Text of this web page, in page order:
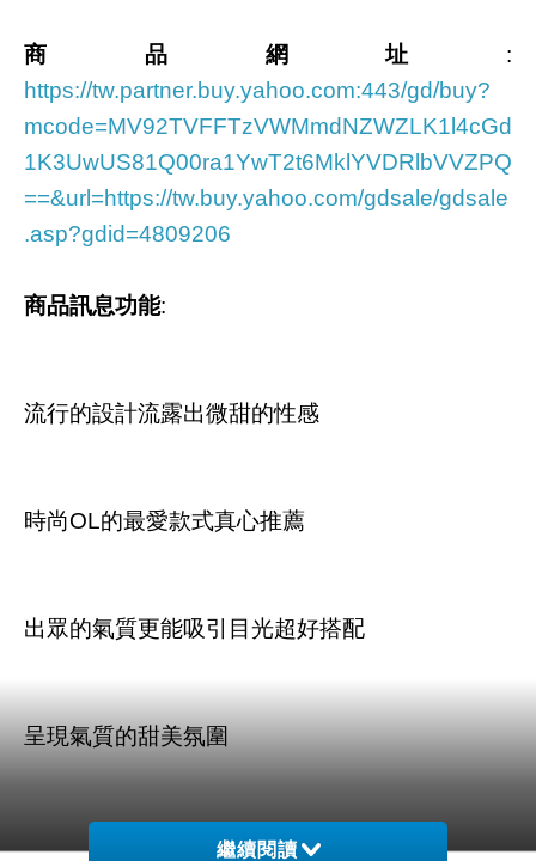
商品網址 :
https://tw.partner.buy.yahoo.com:443/gd/buy?
mcode=MV92TVFFTzVWMmdNZWZLK1l4cGd
1K3UwUS81Q00ra1YwT2t6MklYVDRlbVVZPQ
==&url=https://tw.buy.yahoo.com/gdsale/gdsale
.asp?gdid=4809206
商品訊息功能:
流行的設計流露出微甜的性感
時尚OL的最愛款式真心推薦
出眾的氣質更能吸引目光超好搭配
呈現氣質的甜美氛圍
繼續閱讀